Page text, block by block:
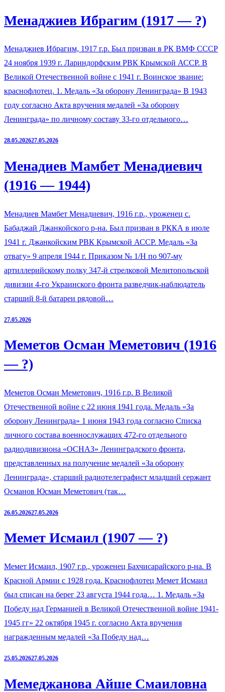
Менаджиев Ибрагим (1917 — ?)
Менаджиев Ибрагим, 1917 г.р. Был призван в РК ВМФ СССР
24 ноября 1939 г. Лариндорфским РВК Крымской АССР. В
Великой Отечественной войне с 1941 г. Воинское звание:
краснофлотец. 1. Медаль «За оборону Ленинграда» В 1943
году согласно Акта вручения медалей «За оборону
Ленинграда» по личному составу 33-го отдельного…
28.05.202627.05.2026
Менадиев Мамбет Менадиевич
(1916 — 1944)
Менадиев Мамбет Менадиевич, 1916 г.р., уроженец с.
Бабаджай Джанкойского р-на. Был призван в РККА в июле
1941 г. Джанкойским РВК Крымской АССР. Медаль «За
отвагу» 9 апреля 1944 г. Приказом № 1/Н по 907-му
артиллерийскому полку 347-й стрелковой Мелитопольской
дивизии 4-го Украинского фронта разведчик-наблюдатель
старший 8-й батареи рядовой…
27.05.2026
Меметов Осман Меметович (1916
— ?)
Меметов Осман Меметович, 1916 г.р. В Великой
Отечественной войне с 22 июня 1941 года. Медаль «За
оборону Ленинграда» 1 июня 1943 года согласно Списка
личного состава военнослужащих 472-го отдельного
радиодивизиона «ОСНАЗ» Ленинградского фронта,
представленных на получение медалей «За оборону
Ленинграда», старший радиотелеграфист младший сержант
Османов Юсман Меметович (так…
26.05.202627.05.2026
Мемет Исмаил (1907 — ?)
Мемет Исмаил, 1907 г.р., уроженец Бахчисарайского р-на. В
Красной Армии с 1928 года. Краснофлотец Мемет Исмаил
был списан на берег 23 августа 1944 года… 1. Медаль «За
Победу над Германией в Великой Отечественной войне 1941-
1945 гг» 22 октября 1945 г. согласно Акта вручения
награжденным медалей «За Победу над…
25.05.202627.05.2026
Мемеджанова Айше Смаиловна